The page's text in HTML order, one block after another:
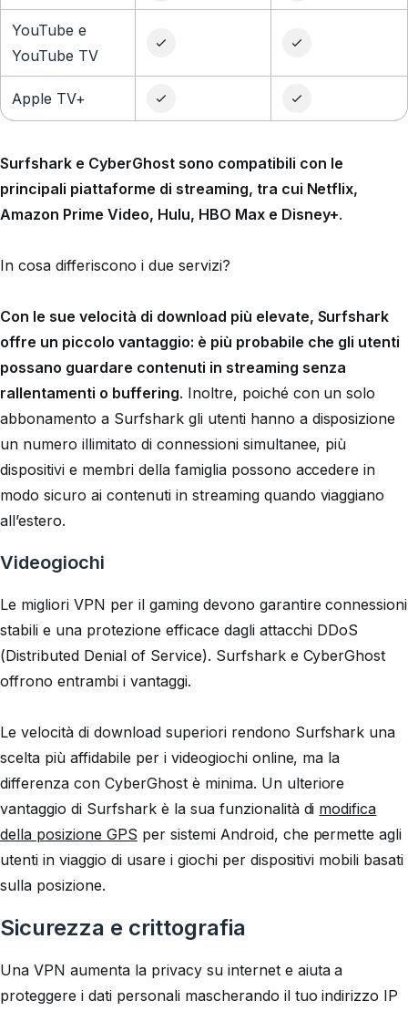
YouTube e
YouTube TV
Apple TV+
Surfshark e CyberGhost sono compatibili con le
principali piattaforme di streaming, tra cui Netflix,
Amazon Prime Video, Hulu, HBO Max e Disney+.
In cosa differiscono i due servizi?
Con le sue velocità di download più elevate, Surfshark
offre un piccolo vantaggio: è più probabile che gli utenti
possano guardare contenuti in streaming senza
rallentamenti o buffering. Inoltre, poiché con un solo
abbonamento a Surfshark gli utenti hanno a disposizione
un numero illimitato di connessioni simultanee, più
dispositivi e membri della famiglia possono accedere in
modo sicuro ai contenuti in streaming quando viaggiano
all’estero.
Videogiochi
Le migliori VPN per il gaming devono garantire connessioni
stabili e una protezione efficace dagli attacchi DDoS
(Distributed Denial of Service). Surfshark e CyberGhost
offrono entrambi i vantaggi.
Le velocità di download superiori rendono Surfshark una
scelta più affidabile per i videogiochi online, ma la
differenza con CyberGhost è minima. Un ulteriore
vantaggio di Surfshark è la sua funzionalità di modifica
della posizione GPS per sistemi Android, che permette agli
utenti in viaggio di usare i giochi per dispositivi mobili basati
sulla posizione.
Sicurezza e crittografia
Una VPN aumenta la privacy su internet e aiuta a
proteggere i dati personali mascherando il tuo indirizzo IP